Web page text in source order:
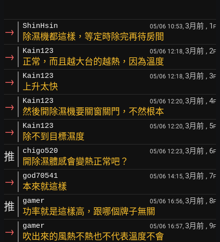
→ ShinHsin 05/06 10:53, 3月前 , 1 F
除濕機都這樣，等定時除完再待房間
→ Kain123 05/06 12:18, 3月前 , 2F
正常，而且越大台的越熱，因為溫度
→ Kain123 05/06 12:18, 3月前 , 3F
上升太快
→ Kain123 05/06 12:20, 3月前 , 4F
然後開除濕機要關窗關門，不然根本
→ Kain123 05/06 12:20, 3月前 , 5F
除不到目標濕度
推 chigo520 05/06 12:23, 3月前 , 6F
開除濕體感會變熱正常吧？
→ god70541 05/06 14:15, 3月前 , 7F
本來就這樣
推 gamer 05/06 16:56, 3月前 , 8F
功率就是這樣高，跟哪個牌子無關
→ gamer 05/06 16:57, 3月前 , 9F
吹出來的風熱不熱也不代表溫度不會